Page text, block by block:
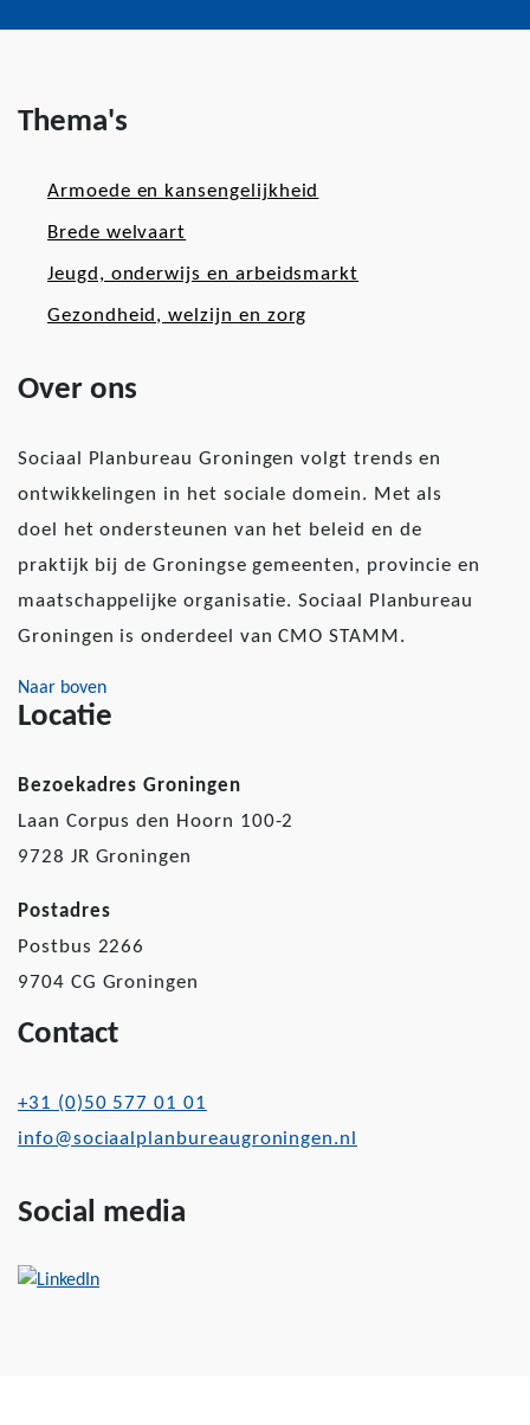
Thema's
Armoede en kansengelijkheid
Brede welvaart
Jeugd, onderwijs en arbeidsmarkt
Gezondheid, welzijn en zorg
Over ons
Sociaal Planbureau Groningen volgt trends en
ontwikkelingen in het sociale domein. Met als
doel het ondersteunen van het beleid en de
praktijk bij de Groningse gemeenten, provincie en
maatschappelijke organisatie. Sociaal Planbureau
Groningen is onderdeel van CMO STAMM.
Naar boven
Locatie
Bezoekadres Groningen
Laan Corpus den Hoorn 100-2
9728 JR Groningen
Postadres
Postbus 2266
9704 CG Groningen
Contact
+31 (0)50 577 01 01
info@sociaalplanbureaugroningen.nl
Social media